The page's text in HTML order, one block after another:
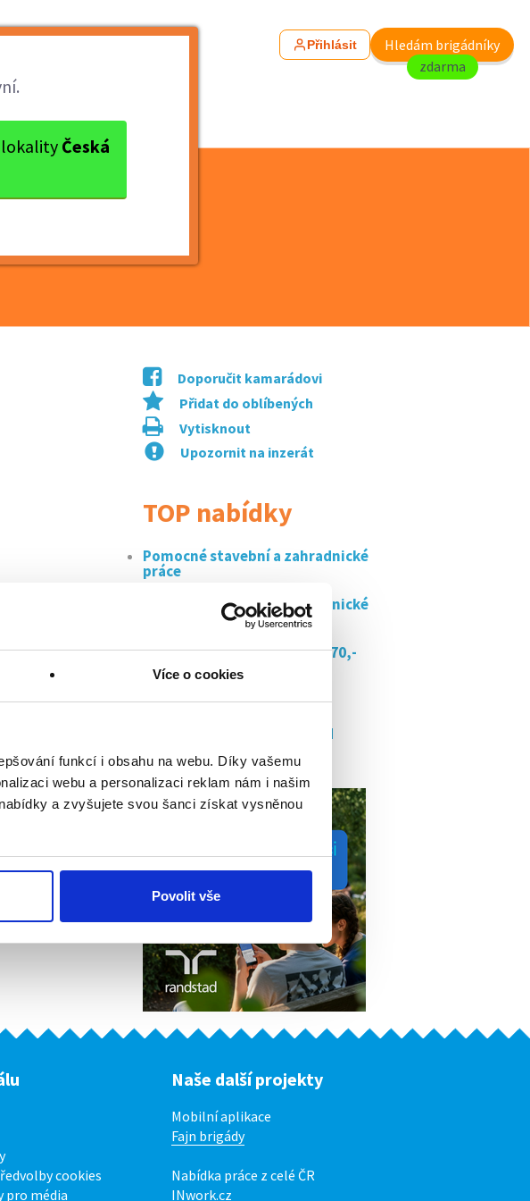
Více o cookies
funkcí i obsahu na webu. Díky vašemu
webu a personalizaci reklam nám i našim
a zvyšujete svou šanci získat vysněnou
Povolit vše
Přihlásit
Hledám brigádníky
zdarma
Česká
doručovat...
-
Doporučit kamarádovi
Přidat do oblíbených
Vytisknout
Upozornit na inzerát
TOP nabídky
Pomocné stavební a zahradnické
práce
Pomocné stavební a zahradnické
Brigáda u zemana - votice 170,-
kč/h
Doplňování zboží - vlašim
Uklízeč/uklízečka týnec nad
cookies
média
Naše další projekty
Mobilní aplikace
Fajn brigády
Nabídka práce z celé ČR
INwork.cz